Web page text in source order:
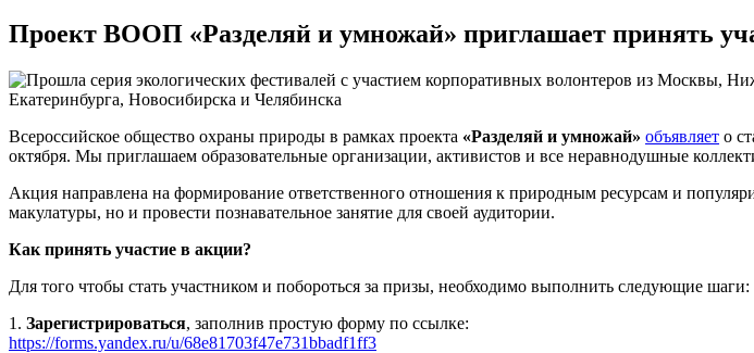
Проект ВООП «Разделяй и умножай» приглашает принять
Всероссийское общество охраны природы в рамках проекта «Разделяй и умножай» объявляет о
октября. Мы приглашаем образовательные организации, активистов и все неравнодушные
Акция направлена на формирование ответственного отношения к природным ресурсам и
макулатуры, но и провести познавательное занятие для своей аудитории.
Как принять участие в акции?
Для того чтобы стать участником и побороться за призы, необходимо выполнить следующие шаги:
1. Зарегистрироваться, заполнив простую форму по ссылке:
https://forms.yandex.ru/u/68e81703f47e731bbadf1ff3